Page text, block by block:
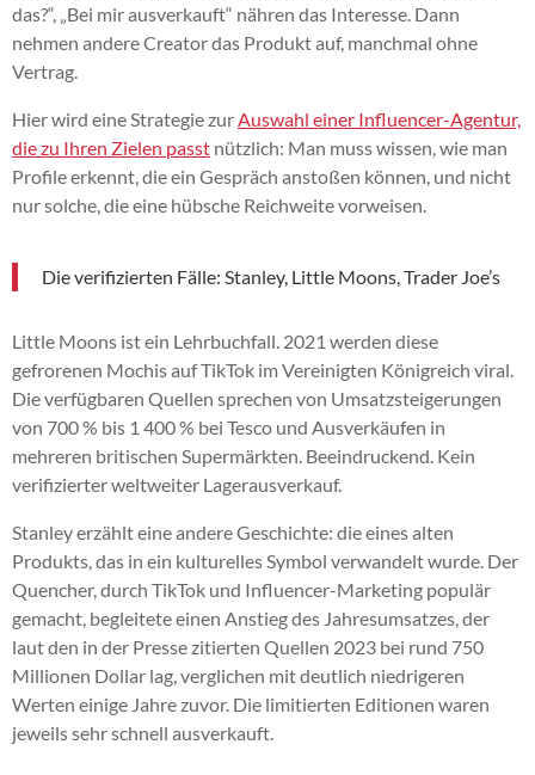
das?“, „Bei mir ausverkauft“ nähren das Interesse. Dann
nehmen andere Creator das Produkt auf, manchmal ohne
Vertrag.
Hier wird eine Strategie zur Auswahl einer Influencer-Agentur,
die zu Ihren Zielen passt nützlich: Man muss wissen, wie man
Profile erkennt, die ein Gespräch anstoßen können, und nicht
nur solche, die eine hübsche Reichweite vorweisen.
Die verifizierten Fälle: Stanley, Little Moons, Trader Joe’s
Little Moons ist ein Lehrbuchfall. 2021 werden diese
gefrorenen Mochis auf TikTok im Vereinigten Königreich viral.
Die verfügbaren Quellen sprechen von Umsatzsteigerungen
von 700 % bis 1 400 % bei Tesco und Ausverkäufen in
mehreren britischen Supermärkten. Beeindruckend. Kein
verifizierter weltweiter Lagerausverkauf.
Stanley erzählt eine andere Geschichte: die eines alten
Produkts, das in ein kulturelles Symbol verwandelt wurde. Der
Quencher, durch TikTok und Influencer-Marketing populär
gemacht, begleitete einen Anstieg des Jahresumsatzes, der
laut den in der Presse zitierten Quellen 2023 bei rund 750
Millionen Dollar lag, verglichen mit deutlich niedrigeren
Werten einige Jahre zuvor. Die limitierten Editionen waren
jeweils sehr schnell ausverkauft.